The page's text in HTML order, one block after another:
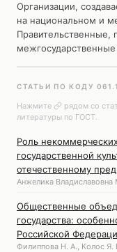
Организации,
на национальном и
Правительственные,
СТАТЬИ ПО КОДУ 061.1
Нажмите
рядом со
литературы по ГОСТ.
Роль
государственной
отечественному
Анжелика Владиславовна
Общественные
государства:
Российской
Филиппова Н. А., Колос Я.